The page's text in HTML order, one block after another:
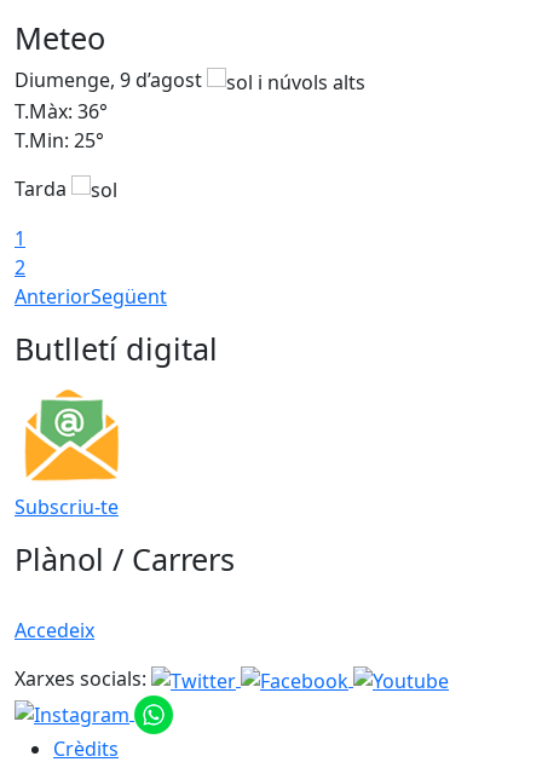
Meteo
Diumenge, 9 d’agost
T.Màx: 36°
T.Min: 25°
Tarda
1
2
AnteriorSegüent
Butlletí digital
Subscriu-te
Plànol / Carrers
Accedeix
Xarxes socials:
Crèdits